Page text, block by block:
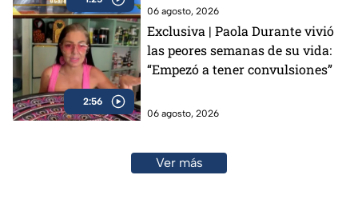
06 agosto, 2026
2:56
Exclusiva | Paola Durante vivió
las peores semanas de su vida:
“Empezó a tener convulsiones”
06 agosto, 2026
Ver más